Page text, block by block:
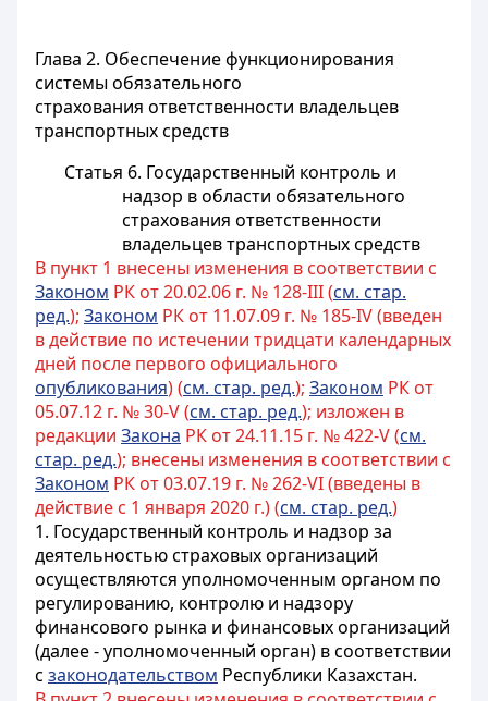
Глава 2. Обеспечение функционирования
системы обязательного
страхования ответственности владельцев
транспортных средств
Статья 6. Государственный контроль и
надзор в области обязательного
страхования ответственности
владельцев транспортных средств
В пункт 1 внесены изменения в соответствии с
Законом РК от 20.02.06 г. № 128-III (см. стар.
ред.); Законом РК от 11.07.09 г. № 185-IV (введен
в действие по истечении тридцати календарных
дней после первого официального
опубликования) (см. стар. ред.); Законом РК от
05.07.12 г. № 30-V (см. стар. ред.); изложен в
редакции Закона РК от 24.11.15 г. № 422-V (см.
стар. ред.); внесены изменения в соответствии с
Законом РК от 03.07.19 г. № 262-VI (введены в
действие с 1 января 2020 г.) (см. стар. ред.)
1. Государственный контроль и надзор за
деятельностью страховых организаций
осуществляются уполномоченным органом по
регулированию, контролю и надзору
финансового рынка и финансовых организаций
(далее - уполномоченный орган) в соответствии
с законодательством Республики Казахстан.